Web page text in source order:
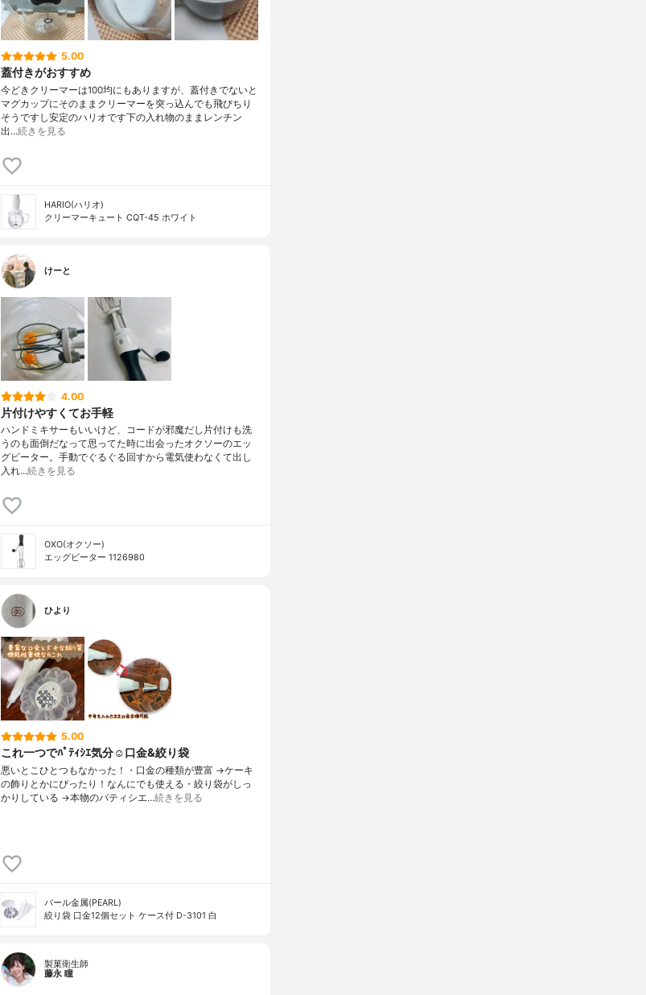
5.00
蓋付きがおすすめ
今どきクリーマーは100均にもありますが、蓋付きでないと
マグカップにそのままクリーマーを突っ込んでも飛びちり
そうですし安定のハリオです下の入れ物のままレンチン
出…続きを見る
HARIO(ハリオ)
クリーマーキュート CQT-45 ホワイト
けーと
4.00
片付けやすくてお手軽
ハンドミキサーもいいけど、コードが邪魔だし片付けも洗
うのも面倒だなって思ってた時に出会ったオクソーのエッ
グビーター。手動でぐるぐる回すから電気使わなくて出し
入れ…続きを見る
OXO(オクソー)
エッグビーター 1126980
ひより
5.00
これ一つでﾊﾟﾃｨｼｴ気分☺️口金&絞り袋
悪いとこひとつもなかった！・口金の種類が豊富 →ケーキ
の飾りとかにぴったり！なんにでも使える・絞り袋がしっ
かりしている →本物のパティシエ…続きを見る
パール金属(PEARL)
絞り袋 口金12個セット ケース付 D-3101 白
製菓衛生師
藤永 瞳